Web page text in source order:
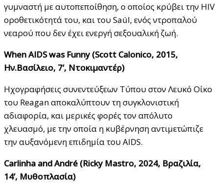
γυμναστή με αυτοπεποίθηση, ο οποίος κρύβει την HIV
οροθετικότητά του, και του Saúl, ενός ντροπαλού
νεαρού που δεν έχει ενεργή σεξουαλική ζωή.
When AIDS was Funny (Scott Calonico, 2015,
Ην.Βασίλειο, 7’, Ντοκιμαντέρ)
Ηχογραφήσεις συνεντεύξεων Τύπου στον Λευκό Οίκο
του Reagan αποκαλύπτουν τη συγκλονιστική
αδιαφορία, και μερικές φορές τον απόλυτο
χλευασμό, με την οποία η κυβέρνηση αντιμετώπιζε
την αυξανόμενη επιδημία του AIDS.
Carlinha and André (Ricky Mastro, 2024, Βραζιλία,
14’, Μυθοπλασία)